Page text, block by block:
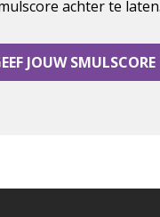
achter te laten.
JOUW SMULSCORE